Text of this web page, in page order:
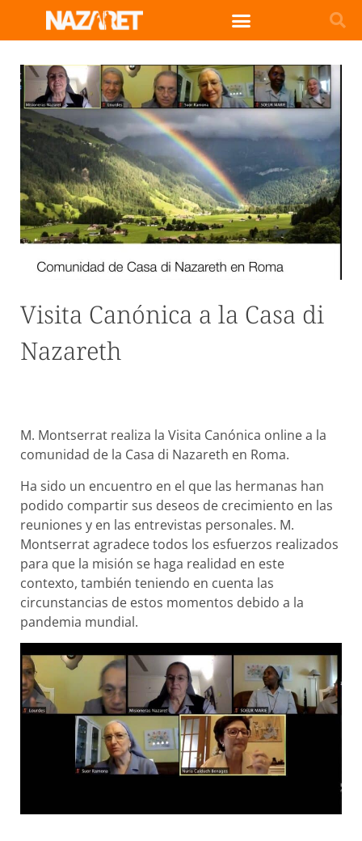
Visita Canónica a la Casa di
Nazareth
M. Montserrat realiza la Visita Canónica online a la
comunidad de la Casa di Nazareth en Roma.
Ha sido un encuentro en el que las hermanas han
podido compartir sus deseos de crecimiento en las
reuniones y en las entrevistas personales. M.
Montserrat agradece todos los esfuerzos realizados
para que la misión se haga realidad en este
contexto, también teniendo en cuenta las
circunstancias de estos momentos debido a la
pandemia mundial.